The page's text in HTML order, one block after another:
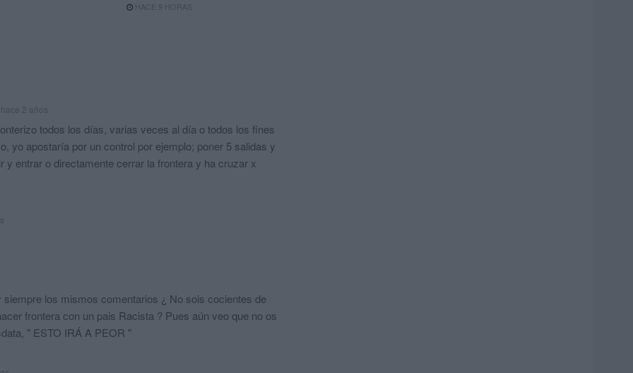
HACE 9 HORAS
hace 2 años
todos los días, varias veces al día o todos los fines
yo apostaría por un control por ejemplo; poner 5 salidas y
y entrar o directamente cerrar la frontera y ha cruzar x
los mismos comentarios ¿ No sois cocientes de
frontera con un pais Racista ? Pues aún veo que no os
" ESTO IRÁ A PEOR "